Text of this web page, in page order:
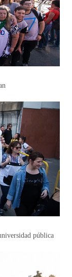
pública